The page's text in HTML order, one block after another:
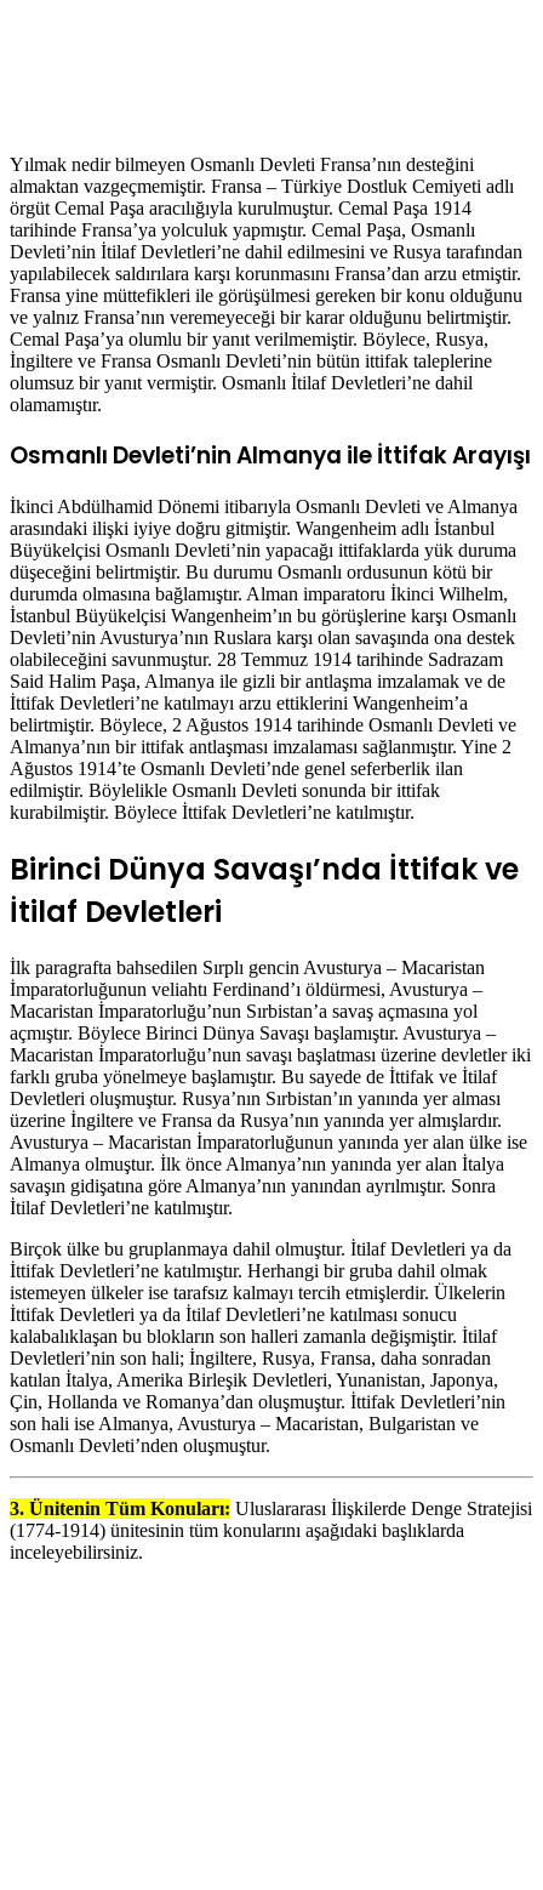
Yılmak nedir bilmeyen Osmanlı Devleti Fransa’nın desteğini
almaktan vazgeçmemiştir. Fransa – Türkiye Dostluk Cemiyeti adlı
örgüt Cemal Paşa aracılığıyla kurulmuştur. Cemal Paşa 1914
tarihinde Fransa’ya yolculuk yapmıştır. Cemal Paşa, Osmanlı
Devleti’nin İtilaf Devletleri’ne dahil edilmesini ve Rusya tarafından
yapılabilecek saldırılara karşı korunmasını Fransa’dan arzu etmiştir.
Fransa yine müttefikleri ile görüşülmesi gereken bir konu olduğunu
ve yalnız Fransa’nın veremeyeceği bir karar olduğunu belirtmiştir.
Cemal Paşa’ya olumlu bir yanıt verilmemiştir. Böylece, Rusya,
İngiltere ve Fransa Osmanlı Devleti’nin bütün ittifak taleplerine
olumsuz bir yanıt vermiştir. Osmanlı İtilaf Devletleri’ne dahil
olamamıştır.
Osmanlı Devleti’nin Almanya ile İttifak Arayışı
İkinci Abdülhamid Dönemi itibarıyla Osmanlı Devleti ve Almanya
arasındaki ilişki iyiye doğru gitmiştir. Wangenheim adlı İstanbul
Büyükelçisi Osmanlı Devleti’nin yapacağı ittifaklarda yük duruma
düşeceğini belirtmiştir. Bu durumu Osmanlı ordusunun kötü bir
durumda olmasına bağlamıştır. Alman imparatoru İkinci Wilhelm,
İstanbul Büyükelçisi Wangenheim’ın bu görüşlerine karşı Osmanlı
Devleti’nin Avusturya’nın Ruslara karşı olan savaşında ona destek
olabileceğini savunmuştur. 28 Temmuz 1914 tarihinde Sadrazam
Said Halim Paşa, Almanya ile gizli bir antlaşma imzalamak ve de
İttifak Devletleri’ne katılmayı arzu ettiklerini Wangenheim’a
belirtmiştir. Böylece, 2 Ağustos 1914 tarihinde Osmanlı Devleti ve
Almanya’nın bir ittifak antlaşması imzalaması sağlanmıştır. Yine 2
Ağustos 1914’te Osmanlı Devleti’nde genel seferberlik ilan
edilmiştir. Böylelikle Osmanlı Devleti sonunda bir ittifak
kurabilmiştir. Böylece İttifak Devletleri’ne katılmıştır.
Birinci Dünya Savaşı’nda İttifak ve
İtilaf Devletleri
İlk paragrafta bahsedilen Sırplı gencin Avusturya – Macaristan
İmparatorluğunun veliahtı Ferdinand’ı öldürmesi, Avusturya –
Macaristan İmparatorluğu’nun Sırbistan’a savaş açmasına yol
açmıştır. Böylece Birinci Dünya Savaşı başlamıştır. Avusturya –
Macaristan İmparatorluğu’nun savaşı başlatması üzerine devletler iki
farklı gruba yönelmeye başlamıştır. Bu sayede de İttifak ve İtilaf
Devletleri oluşmuştur. Rusya’nın Sırbistan’ın yanında yer alması
üzerine İngiltere ve Fransa da Rusya’nın yanında yer almışlardır.
Avusturya – Macaristan İmparatorluğunun yanında yer alan ülke ise
Almanya olmuştur. İlk önce Almanya’nın yanında yer alan İtalya
savaşın gidişatına göre Almanya’nın yanından ayrılmıştır. Sonra
İtilaf Devletleri’ne katılmıştır.
Birçok ülke bu gruplanmaya dahil olmuştur. İtilaf Devletleri ya da
İttifak Devletleri’ne katılmıştır. Herhangi bir gruba dahil olmak
istemeyen ülkeler ise tarafsız kalmayı tercih etmişlerdir. Ülkelerin
İttifak Devletleri ya da İtilaf Devletleri’ne katılması sonucu
kalabalıklaşan bu blokların son halleri zamanla değişmiştir. İtilaf
Devletleri’nin son hali; İngiltere, Rusya, Fransa, daha sonradan
katılan İtalya, Amerika Birleşik Devletleri, Yunanistan, Japonya,
Çin, Hollanda ve Romanya’dan oluşmuştur. İttifak Devletleri’nin
son hali ise Almanya, Avusturya – Macaristan, Bulgaristan ve
Osmanlı Devleti’nden oluşmuştur.
3. Ünitenin Tüm Konuları: Uluslararası İlişkilerde Denge Stratejisi
(1774-1914) ünitesinin tüm konularını aşağıdaki başlıklarda
inceleyebilirsiniz.